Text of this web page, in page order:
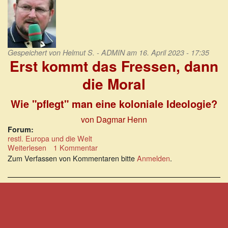
Gespeichert von Helmut S. - ADMINam 16. April 2023 - 17:35
Erst kommt das Fressen, dann
die Moral
Wie "pflegt" man eine koloniale Ideologie?
von Dagmar Henn
Forum:
restl. Europa und die Welt
Weiterlesen über
Erst
das
Fressen,
1 Kommentar
Zum Verfassen von Kommentaren bitteAnmelden.